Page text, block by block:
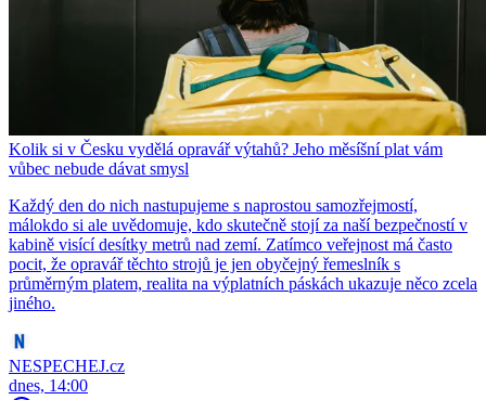
Kolik si v Česku vydělá opravář výtahů? Jeho měsíšní plat vám
vůbec nebude dávat smysl
Každý den do nich nastupujeme s naprostou samozřejmostí,
málokdo si ale uvědomuje, kdo skutečně stojí za naší bezpečností v
kabině visící desítky metrů nad zemí. Zatímco veřejnost má často
pocit, že opravář těchto strojů je jen obyčejný řemeslník s
průměrným platem, realita na výplatních páskách ukazuje něco zcela
jiného.
NESPECHEJ.cz
dnes, 14:00